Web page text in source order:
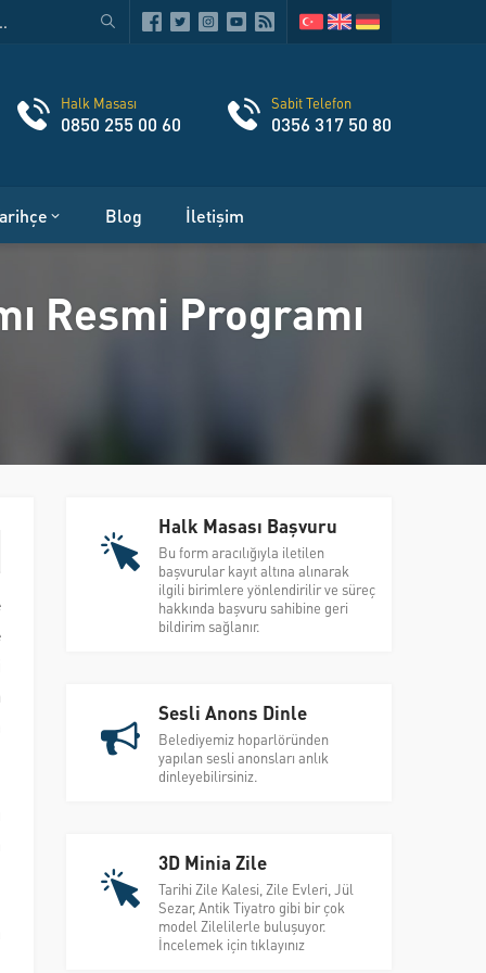
Halk Masası
0850 255 00 60
Sabit Telefon
0356 317 50 80
Blog İletişim
Resmi Programı
Halk Masası Başvuru
Bu form aracılığıyla iletilen
başvurular kayıt altına alınarak
ilgili birimlere yönlendirilir ve süreç
hakkında başvuru sahibine geri
bildirim sağlanır.
Sesli Anons Dinle
Belediyemiz hoparlöründen
yapılan sesli anonsları anlık
dinleyebilirsiniz.
3D Minia Zile
Tarihi Zile Kalesi, Zile Evleri, Jül
Sezar, Antik Tiyatro gibi bir çok
model Zilelilerle buluşuyor.
İncelemek için tıklayınız